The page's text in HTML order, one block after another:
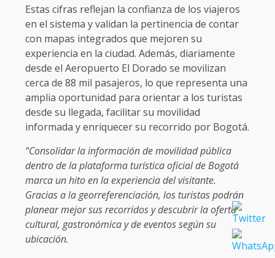
Estas cifras reflejan la confianza de los viajeros
en el sistema y validan la pertinencia de contar
con mapas integrados que mejoren su
experiencia en la ciudad. Además, diariamente
desde el Aeropuerto El Dorado se movilizan
cerca de 88 mil pasajeros, lo que representa una
amplia oportunidad para orientar a los turistas
desde su llegada, facilitar su movilidad
informada y enriquecer su recorrido por Bogotá.
“Consolidar la información de movilidad pública
dentro de la plataforma turística oficial de Bogotá
marca un hito en la experiencia del visitante.
Gracias a la georreferenciación, los turistas podrán
planear mejor sus recorridos y descubrir la oferta
cultural, gastronómica y de eventos según su
ubicación.